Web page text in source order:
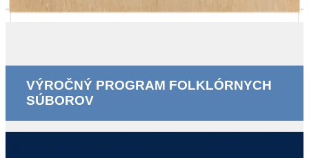
VÝROČNÝ PROGRAM FOLKLÓRNYCH
SÚBOROV